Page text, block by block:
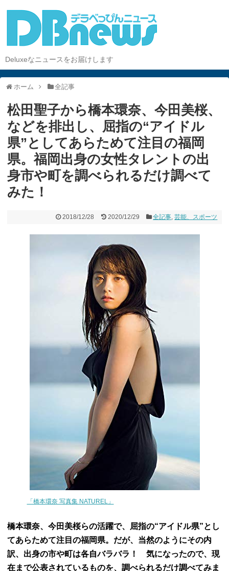
Deluxeなニュースをお届けします
ホーム 全記事
松田聖子から橋本環奈、今田美桜、
などを排出し、屈指の“アイドル
県”としてあらためて注目の福岡
県。福岡出身の女性タレントの出
身市や町を調べられるだけ調べて
みた！
2018/12/28 2020/12/29 全記事,芸能、スポーツ
「橋本環奈 写真集 NATUREL」
橋本環奈、今田美桜らの活躍で、屈指の“アイドル県”とし
てあらためて注目の福岡県。だが、当然のようにその内
訳、出身の市や町は各自バラバラ！ 気になったので、現
在まで公表されているものを、調べられるだけ調べてみま